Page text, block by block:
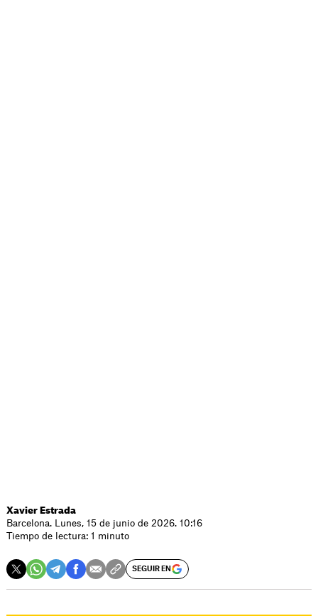
Xavier Estrada
Barcelona. Lunes, 15 de junio de 2026. 10:16
Tiempo de lectura: 1 minuto
SEGUIR EN